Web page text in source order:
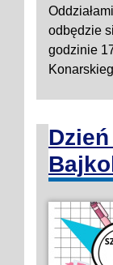
odbędzie
godzinie